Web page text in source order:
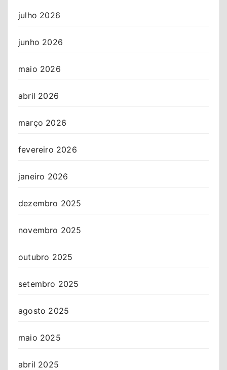
julho 2026
junho 2026
maio 2026
abril 2026
março 2026
fevereiro 2026
janeiro 2026
dezembro 2025
novembro 2025
outubro 2025
setembro 2025
agosto 2025
maio 2025
abril 2025